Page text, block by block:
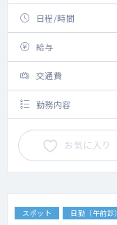
日程/時間
給与
交通費
勤務内容
お気に入り
スポット 日勤（午前診）